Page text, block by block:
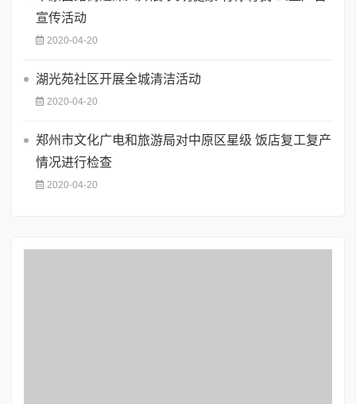
宣传活动
2020-04-20
湖光苑社区开展全城清洁活动
2020-04-20
郑州市文化广电和旅游局对中原区星级 饭店复工复产
情况进行检查
2020-04-20